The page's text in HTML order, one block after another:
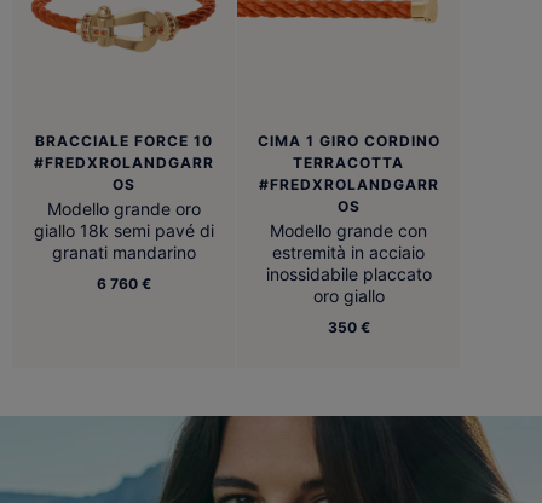
BRACCIALE FORCE 10
#FREDXROLANDGARR
OS
Modello grande oro
giallo 18k semi pavé di
granati mandarino
6 760 €
CIMA 1 GIRO CORDINO
TERRACOTTA
#FREDXROLANDGARR
OS
Modello grande con
estremità in acciaio
inossidabile placcato
oro giallo
350 €